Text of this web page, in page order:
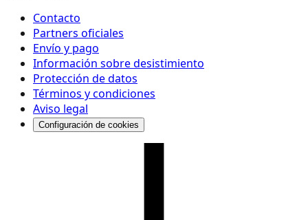
Contacto
Partners oficiales
Envío y pago
Información sobre desistimiento
Protección de datos
Términos y condiciones
Aviso legal
Configuración de cookies